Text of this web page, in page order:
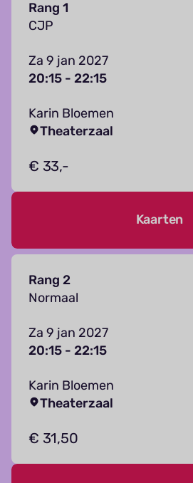
Rang 1
CJP
Za 9 jan 2027
20:15 - 22:15
Karin Bloemen
Theaterzaal
€ 33,-
Kaarten
Rang 2
Normaal
Za 9 jan 2027
20:15 - 22:15
Karin Bloemen
Theaterzaal
€ 31,50